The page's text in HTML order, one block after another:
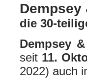
Dempsey
die 30-
Dempsey
seit 11.
2022) auch